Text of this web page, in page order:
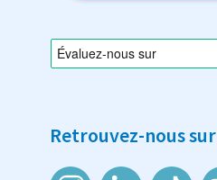
Retrouvez-nous sur